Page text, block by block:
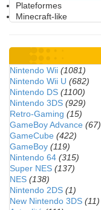
Plateformes
Minecraft-like
Nintendo Wii (1081)
Nintendo Wii U (682)
Nintendo DS (1100)
Nintendo 3DS (929)
Retro-Gaming (15)
GameBoy Advance (67)
GameCube (422)
GameBoy (119)
Nintendo 64 (315)
Super NES (137)
NES (138)
Nintendo 2DS (1)
New Nintendo 3DS (11)